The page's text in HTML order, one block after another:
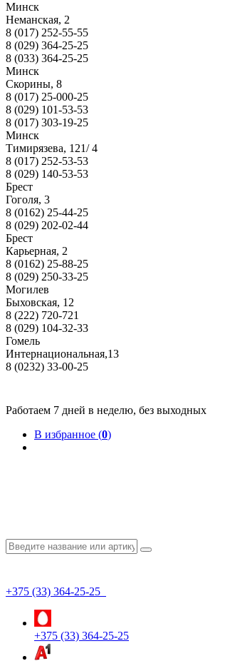
Минск
Неманская, 2
8 (017) 252-55-55
8 (029) 364-25-25
8 (033) 364-25-25
Минск
Скорины, 8
8 (017) 25-000-25
8 (029) 101-53-53
8 (017) 303-19-25
Минск
Тимирязева, 121/ 4
8 (017) 252-53-53
8 (029) 140-53-53
Брест
Гоголя, 3
8 (0162) 25-44-25
8 (029) 202-02-44
Брест
Карьерная, 2
8 (0162) 25-88-25
8 (029) 250-33-25
Могилев
Быховская, 12
8 (222) 720-721
8 (029) 104-32-33
Гомель
Интернациональная,13
8 (0232) 33-00-25
Работаем 7 дней в неделю, без выходных
В избранное (0)
+375 (33) 364-25-25
+375 (33) 364-25-25